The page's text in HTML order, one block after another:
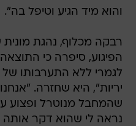
רבקה מכלוף, נהגת
לגמרי ללא התערבותו
יריות", היא שחזרה.
שהמחבל מנוטרל ופצוע
נראה לי שהוא דקר אותה
מאוד קשה. אני מניחה
במחבל, האירוע היה